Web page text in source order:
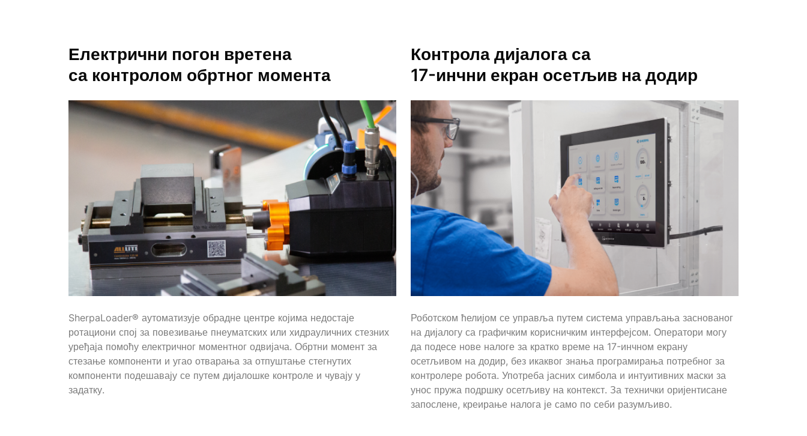
Електрични погон вретена
са контролом обртног момента
SherpaLoader® аутоматизује обрадне центре којима недостаје
ротациони спој за повезивање пнеуматских или хидрауличних стезних
уређаја помоћу електричног моментног одвијача. Обртни момент за
стезање компоненти и угао отварања за отпуштање стегнутих
компоненти подешавају се путем дијалошке контроле и чувају у
задатку.
Контрола дијалога са
17-инчни екран осетљив на додир
Роботском ћелијом се управља путем система управљања заснованог
на дијалогу са графичким корисничким интерфејсом. Оператори могу
да подесе нове налоге за кратко време на 17-инчном екрану
осетљивом на додир, без икаквог знања програмирања потребног за
контролере робота. Употреба јасних симбола и интуитивних маски за
унос пружа подршку осетљиву на контекст. За технички оријентисане
запослене, креирање налога је само по себи разумљиво.